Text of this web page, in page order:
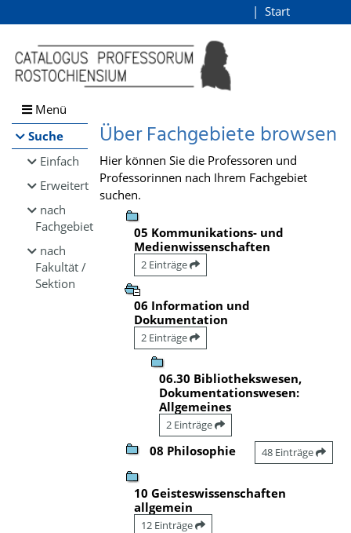
Browsen
direkt zum Inhalt
Start
Menü
Suche
Einfach
Erweitert
nach
Fachgebiet
nach
Fakultät /
Sektion
Über Fachgebiete browsen
Hier können Sie die Professoren und
Professorinnen nach Ihrem Fachgebiet
suchen.
05 Kommunikations- und
Medienwissenschaften
2 Einträge
06 Information und
Dokumentation
2 Einträge
06.30 Bibliothekswesen,
Dokumentationswesen:
Allgemeines
2 Einträge
08 Philosophie 48 Einträge
10 Geisteswissenschaften
allgemein
12 Einträge